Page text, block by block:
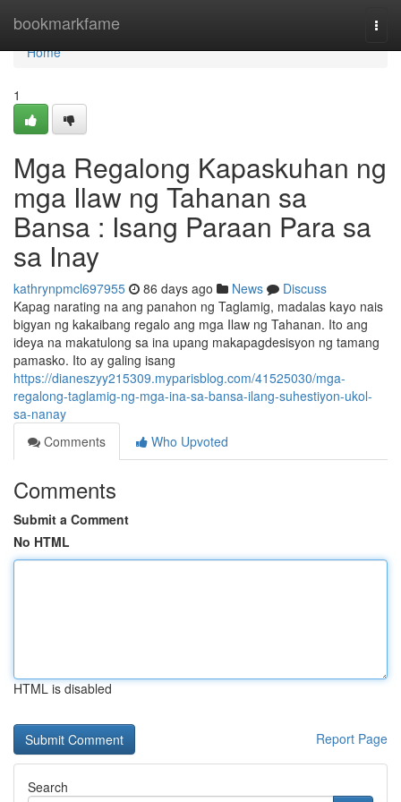
bookmarkfame
Home
Home
1
Mga Regalong Kapaskuhan ng
mga Ilaw ng Tahanan sa
Bansa : Isang Paraan Para sa
sa Inay
kathrynpmcl697955 86 days ago News
Discuss
Kapag narating na ang panahon ng Taglamig, madalas kayo nais
bigyan ng kakaibang regalo ang mga Ilaw ng Tahanan. Ito ang
ideya na makatulong sa ina upang makapagdesisyon ng tamang
pamasko. Ito ay galing isang
https://dianeszyy215309.myparisblog.com/41525030/mga-
regalong-taglamig-ng-mga-ina-sa-bansa-ilang-suhestiyon-ukol-
sa-nanay
Comments
Who Upvoted
Comments
Submit a Comment
No HTML
HTML is disabled
Report Page
Search